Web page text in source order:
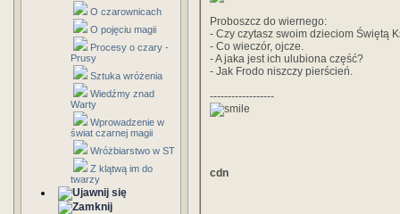
O czarownicach
O pojęciu magii
Procesy o czary -
Prusy
Sztuka wróżenia
Wiedźmy znad
Warty
Wprowadzenie w
świat czarnej magii
Wróżbiarstwo w ST
Z klątwą im do
twarzy
Proboszcz do wiernego:
- Czy czytasz swoim dzieciom Świętą
- Co wieczór, ojcze.
- A jaka jest ich ulubiona część?
- Jak Frodo niszczy pierścień.
------------------
cdn